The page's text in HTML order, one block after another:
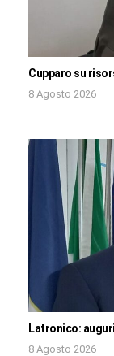
Cupparo su
8 Agosto 2026
Latronico:
8 Agosto 2026